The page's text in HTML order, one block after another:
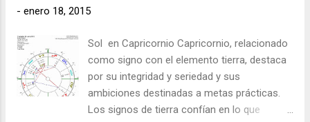
- enero 18, 2015
Sol en Capricornio Capricornio, relacionado
como signo con el elemento tierra, destaca
por su integridad y seriedad y sus
ambiciones destinadas a metas prácticas.
Los signos de tierra confían en lo que